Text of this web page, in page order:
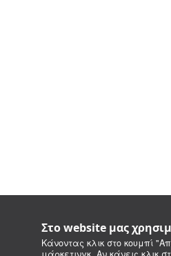
Στο website μας
Κάνοντας κλικ στο κουμπί